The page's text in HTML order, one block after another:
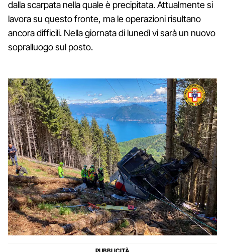
dalla scarpata nella quale è precipitata. Attualmente si
lavora su questo fronte, ma le operazioni risultano
ancora difficili. Nella giornata di lunedì vi sarà un nuovo
sopralluogo sul posto.